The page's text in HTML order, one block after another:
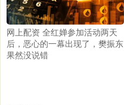
网上配资 全红婵参加活动两天
后，恶心的一幕出现了，樊振东
果然没说错